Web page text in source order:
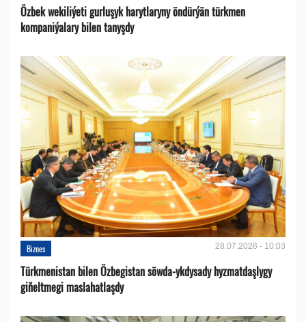
Özbek wekiliýeti gurluşyk harytlaryny öndürýän türkmen
kompaniýalary bilen tanyşdy
Biznes 28.07.2026 - 10:03
Türkmenistan bilen Özbegistan söwda-ykdysady hyzmatdaşlygy
giňeltmegi maslahatlaşdy